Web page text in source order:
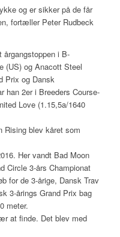
og er sikker på de får
fortæller Peter Rudbeck
årgangstoppen i B-
(US) og Anacott Steel
Prix og Dansk
han 2er i Breeders Course-
Love (1.15,5a/1640
Rising blev kåret som
Her vandt Bad Moon
Circle 3-års Championat
for de 3-årige, Dansk Trav
3-årings Grand Prix bag
meter.
at finde. Det blev med